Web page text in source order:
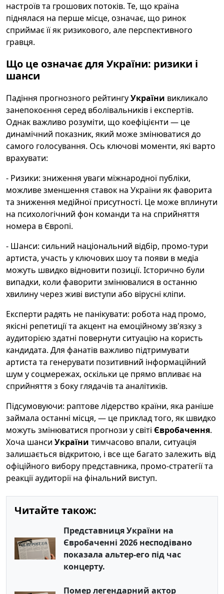
настроїв та грошових потоків. Те, що країна
піднялася на перше місце, означає, що ринок
сприймає її як ризикового, але перспективного
гравця.
Що це означає для України: ризики і
шанси
Падіння прогнозного рейтингуУкраїни викликало
занепокоєння серед вболівальників і експертів.
Однак важливо розуміти, що коефіцієнти — це
динамічний показник, який може змінюватися до
самого голосування. Ось ключові моменти, які варто
врахувати:
- Ризики: зниження уваги міжнародної публіки,
можливе зменшення ставок на України як фаворита
та зниження медійної присутності. Це може вплинути
на психологічний фон команди та на сприйняття
номера в Європі.
- Шанси: сильний національний відбір, промо-тури
артиста, участь у ключових шоу та появи в медіа
можуть швидко відновити позиції. Історично були
випадки, коли фаворити змінювалися в останню
хвилину через живі виступи або вірусні кліпи.
Експерти радять не панікувати: робота над промо,
якісні репетиції та акцент на емоційному зв'язку з
аудиторією здатні повернути ситуацію на користь
кандидата. Для фанатів важливо підтримувати
артиста та генерувати позитивний інформаційний
шум у соцмережах, оскільки це прямо впливає на
сприйняття з боку глядачів та аналітиків.
Підсумовуючи: раптове лідерство країни, яка раніше
займала останні місця, — це приклад того, як швидко
можуть змінюватися прогнози у світі Євробачення.
Хоча шанси України тимчасово впали, ситуація
залишається відкритою, і все ще багато залежить від
офіційного вибору представника, промо-стратегії та
реакції аудиторії на фінальний виступ.
Читайте також:
Представниця України на
Євробаченні 2026 несподівано
показала альтер-его під час
концерту.
Помер легендарний актор